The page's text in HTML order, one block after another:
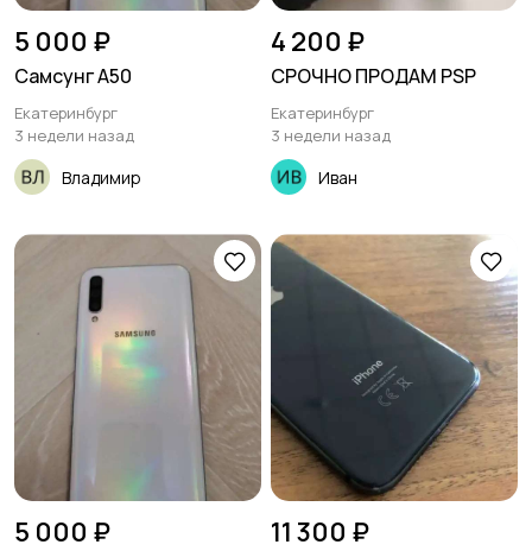
5 000 ₽
Самсунг А50
Екатеринбург
3 недели назад
Владимир
4 200 ₽
СРОЧНО ПРОДАМ PSP
Екатеринбург
3 недели назад
Иван
5 000 ₽ 11 300 ₽